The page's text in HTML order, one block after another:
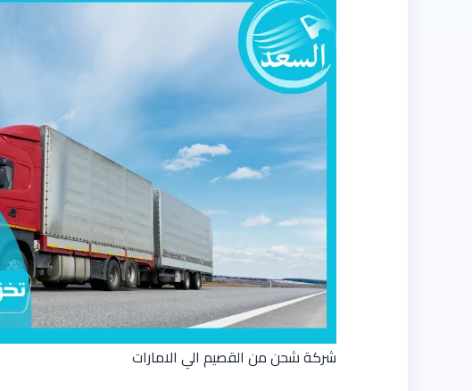
شركة شحن من القصيم الي الامارات